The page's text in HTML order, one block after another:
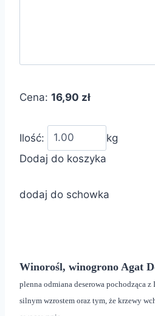
Cena: 16,90 zł
Ilość:
kg
Dodaj do koszyka
dodaj do schowka
Winorośl, winogrono Agat
plenna odmiana deserowa pochodząca
silnym wzrostem oraz tym, że krzewy